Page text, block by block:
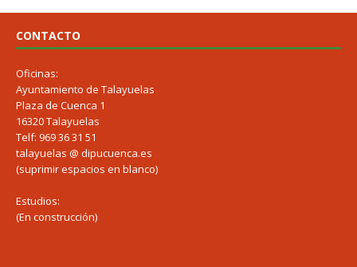
CONTACTO
Oficinas:
Ayuntamiento de Talayuelas
Plaza de Cuenca 1
16320 Talayuelas
Telf: 969 36 31 51
talayuelas @ dipucuenca.es
(suprimir espacios en blanco)
Estudios:
(En construcción)